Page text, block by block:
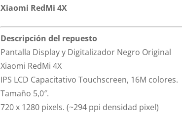
Xiaomi RedMi 4X
Descripción del repuesto
Pantalla Display y Digitalizador Negro Original
Xiaomi RedMi 4X
IPS LCD Capacitativo Touchscreen, 16M colores.
Tamaño 5,0″.
720 x 1280 pixels. (~294 ppi densidad pixel)